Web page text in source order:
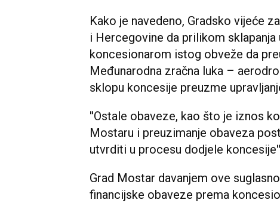
Kako je navedeno, Gradsko vijeće
i Hercegovine da prilikom
koncesionarom istog obveže da
Međunarodna zračna luka –
sklopu koncesije preuzme
''Ostale obaveze, kao što je iznos
Mostaru i preuzimanje obaveza
utvrditi u procesu dodjele
Grad Mostar davanjem ove
financijske obaveze prema